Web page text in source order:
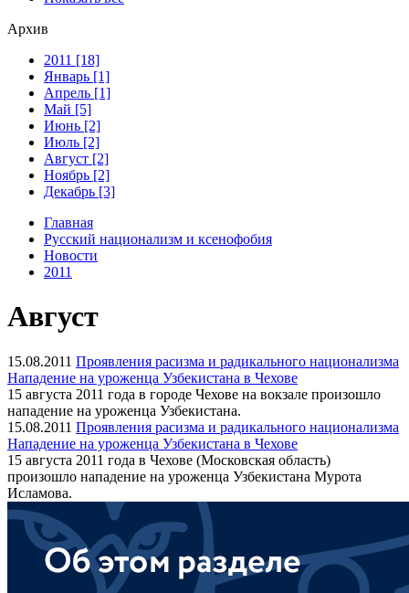
Архив
2011 [18]
Январь [1]
Апрель [1]
Май [5]
Июнь [2]
Июль [2]
Август [2]
Ноябрь [2]
Декабрь [3]
Главная
Русский национализм и ксенофобия
Новости
2011
Август
15.08.2011 Проявления расизма и радикального национализма
Нападение на уроженца Узбекистана в Чехове
15 августа 2011 года в городе Чехове на вокзале произошло
нападение на уроженца Узбекистана.
15.08.2011 Проявления расизма и радикального национализма
Нападение на уроженца Узбекистана в Чехове
15 августа 2011 года в Чехове (Московская область)
произошло нападение на уроженца Узбекистана Мурота
Исламова.